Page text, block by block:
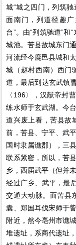
城“城之四门，列筑
面南门，列道径趣
台”。由“列筑驰道”和
城池。苦县故城东门
河流经今鹿邑县城和
城（赵村西南）西门
道，最后到达玄武镇
〈196〉，汉献帝封
练水师于玄武湖。今
道兴废上看，苦县故
前，苦县、宁平、武
国时隶属谯郡），三
联系紧密，所以，苦
乡，西届武平（但并
经过广乡、武平，最
交通大动脉。而苦县
囊、郑国耳伐宋师于
附近，然今亳州市谯
堆遗址，系商代遗址